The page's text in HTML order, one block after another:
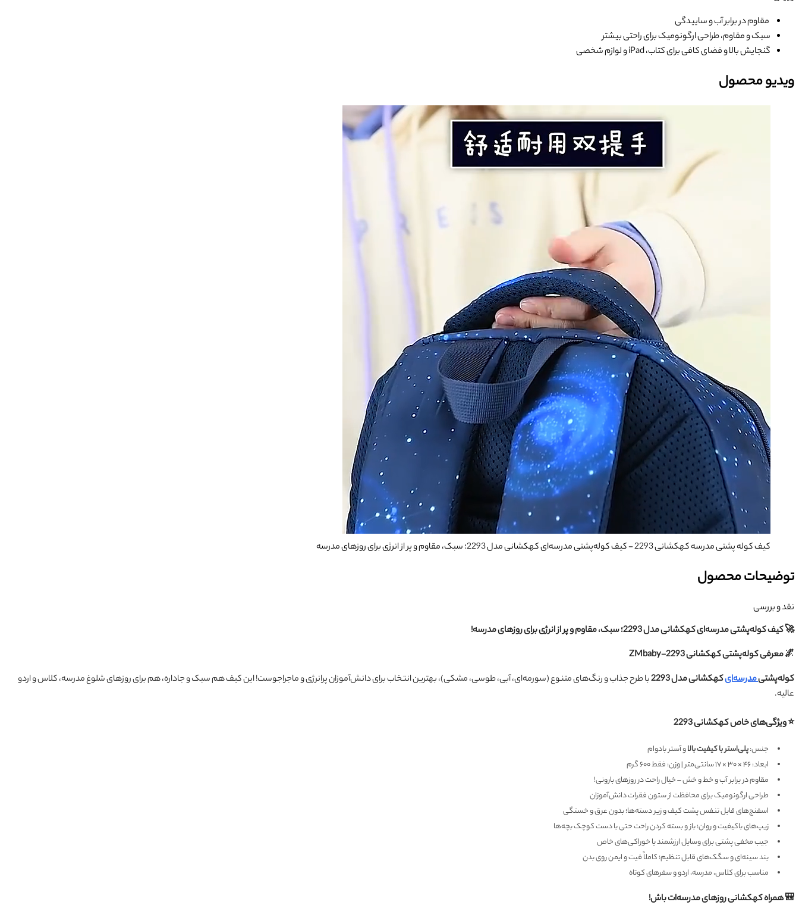
مقاوم در برابر آب و ساییدگی
سبک و مقاوم، طراحی ارگونومیک برای راحتی بیشتر
گنجایش بالا و فضای کافی برای کتاب، iPad و لوازم شخصی
ویدیو محصول
کیف کوله پشتی مدرسه کهکشانی 2293 - کیف کوله‌پشتی مدرسه‌ای کهکشانی مدل 2293؛ سبک، مقاوم و پر از انرژی برای روزهای مدرسه
توضیحات محصول
نقد و بررسی
🚀 کیف کوله‌پشتی مدرسه‌ای کهکشانی مدل 2293؛ سبک، مقاوم و پر از انرژی برای روزهای مدرسه!
🌌 معرفی کوله‌پشتی کهکشانی ZMbaby-2293
کوله‌پشتیمدرسه‌ایکهکشانی مدل 2293
با طرح جذاب و رنگ‌های متنوع (سورمه‌ای، آبی، طوسی، مشکی)، بهترین انتخاب برای دانش‌آموزان پرانرژی و ماجراجوست! این کیف هم سبک و جاداره، هم برای روزهای شلوغ مدرسه، کلاس و اردو
عالیه.
⭐ ویژگی‌های خاص کهکشانی 2293
جنس:پلی‌استر با کیفیت بالاو آستر بادوام
ابعاد: ۴۶ × ۳۰ × ۱۷ سانتی‌متر | وزن: فقط ۶۰۰ گرم
مقاوم در برابر آب و خط و خش – خیال راحت در روزهای بارونی!
طراحی ارگونومیک برای محافظت از ستون فقرات دانش‌آموزان
اسفنج‌های قابل تنفس پشت کیف و زیر دسته‌ها؛ بدون عرق و خستگی
زیپ‌های باکیفیت و روان؛ باز و بسته کردن راحت حتی با دست کوچک بچه‌ها
جیب مخفی پشتی برای وسایل ارزشمند یا خوراکی‌های خاص
بند سینه‌ای و سگک‌های قابل تنظیم؛ کاملاً فیت و ایمن روی بدن
مناسب برای کلاس، مدرسه، اردو و سفرهای کوتاه
🎒 همراه کهکشانی روزهای مدرسه‌ات باش!